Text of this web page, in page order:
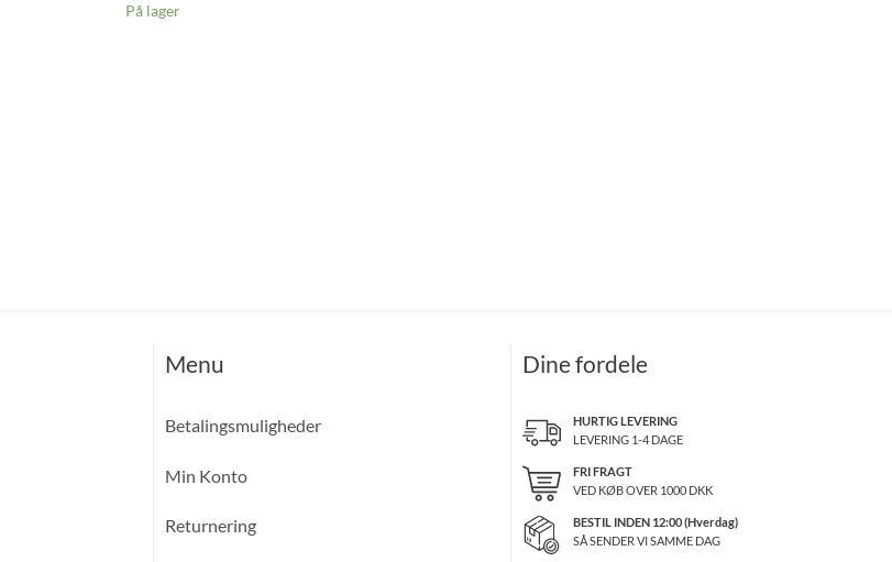
På lager
Menu
Betalingsmuligheder
Min Konto
Returnering
Dine fordele
HURTIG LEVERING
LEVERING 1-4 DAGE
FRI FRAGT
VED KØB OVER 1000DKK
BESTIL INDEN 12:00 (Hverdag)
SÅ SENDER VI SAMME DAG